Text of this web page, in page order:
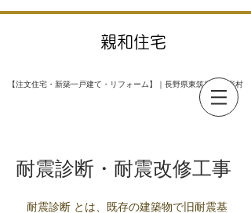
親和住宅
​【注文住宅・新築一戸建て・リフォーム】｜長野県東筑摩郡山形村
耐震診断・耐震改修工事
耐震診断 とは、既存の建築物で旧耐震基